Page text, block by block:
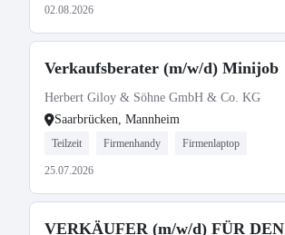
02.08.2026
Verkaufsberater (m/w/d) Minijob
Herbert Giloy & Söhne GmbH & Co. KG
Saarbrücken, Mannheim
Teilzeit Firmenhandy Firmenlaptop
25.07.2026
VERKÄUFER (m/w/d) FÜR DEN